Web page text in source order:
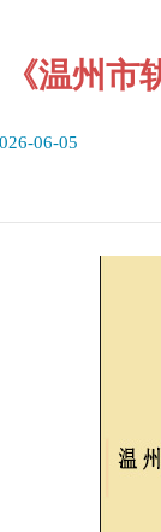
《温州
06-05